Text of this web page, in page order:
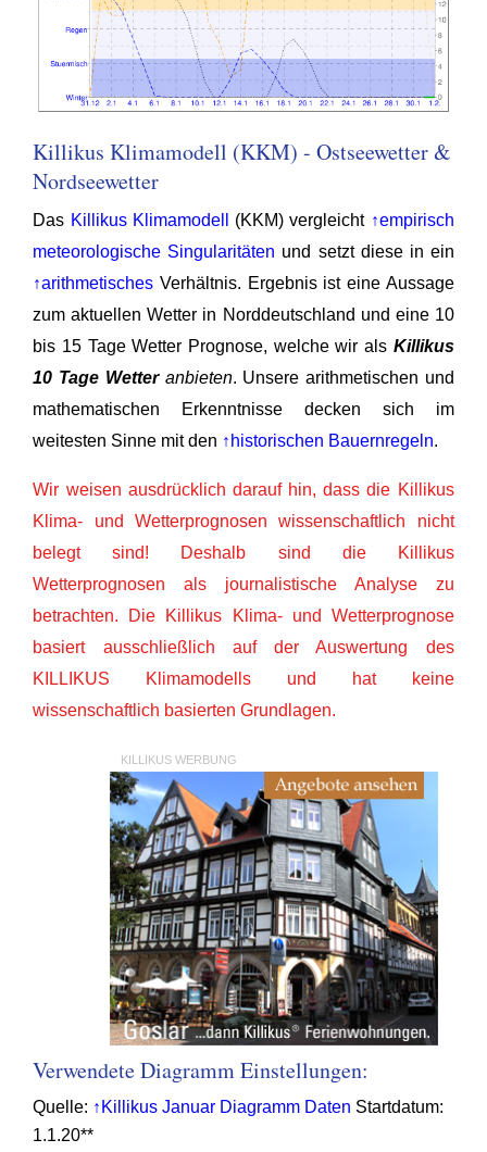
Killikus Klimamodell (KKM) - Ostseewetter &
Nordseewetter
Das Killikus Klimamodell (KKM) vergleicht ↑empirisch
meteorologische Singularitäten und setzt diese in ein
↑arithmetisches Verhältnis. Ergebnis ist eine Aussage
zum aktuellen Wetter in Norddeutschland und eine 10
bis 15 Tage Wetter Prognose, welche wir als Killikus
10 Tage Wetteranbieten. Unsere arithmetischen und
mathematischen Erkenntnisse decken sich im
weitesten Sinne mit den ↑historischen Bauernregeln.
Wir weisen ausdrücklich darauf hin, dass die Killikus
Klima- und Wetterprognosen wissenschaftlich nicht
belegt sind! Deshalb sind die Killikus
Wetterprognosen als journalistische Analyse zu
betrachten. Die Killikus Klima- und Wetterprognose
basiert ausschließlich auf der Auswertung des
KILLIKUS Klimamodells und hat keine
wissenschaftlich basierten Grundlagen.
KILLIKUS WERBUNG
Verwendete Diagramm Einstellungen:
Quelle: ↑Killikus Januar Diagramm Daten Startdatum:
1.1.20**